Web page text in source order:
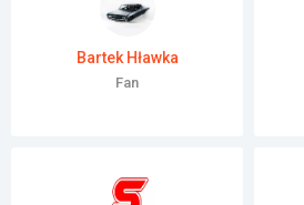
Bartek Hławka
Fan